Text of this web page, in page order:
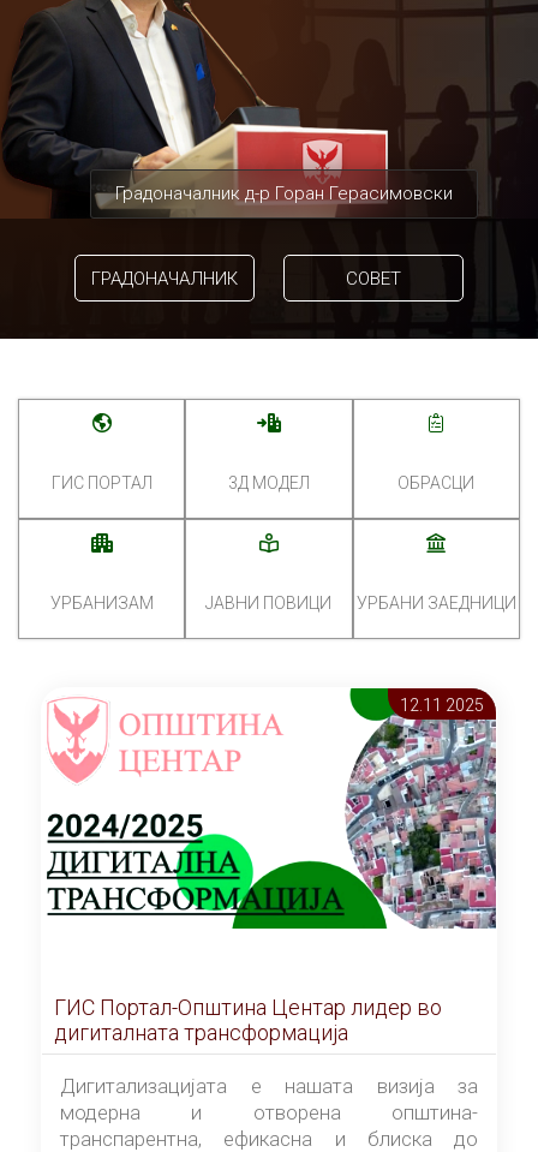
Градоначалник д-р Горан Герасимовски
ГРАДОНАЧАЛНИК СОВЕТ
ГИС ПОРТАЛ 3Д МОДЕЛ ОБРАСЦИ
УРБАНИЗАМ ЈАВНИ ПОВИЦИ УРБАНИ ЗАЕДНИЦИ
12.11 2025
ГИС Портал-Општина Центар лидер во
дигиталната трансформација
Дигитализацијата е нашата визија за
модерна и отворена општина-
транспарентна, ефикасна и блиска до